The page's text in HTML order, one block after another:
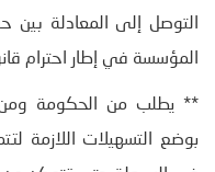
التوصل إلى المعادلة بين
المؤسسة في إطار احترام
** يطلب من الحكومة ومن
بوضع التسهيلات اللازمة